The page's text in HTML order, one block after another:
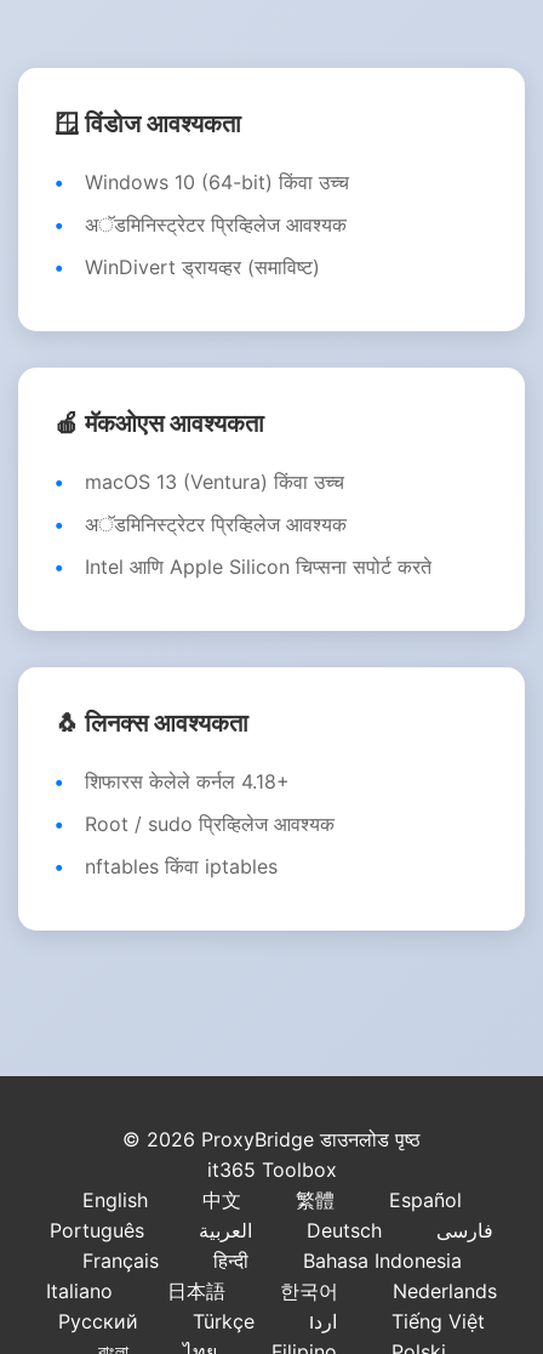
🪟 विंडोज आवश्यकता
Windows 10 (64-bit) किंवा उच्च
अॅडमिनिस्ट्रेटर प्रिव्हिलेज आवश्यक
WinDivert ड्रायव्हर (समाविष्ट)
🍎 मॅकओएस आवश्यकता
macOS 13 (Ventura) किंवा उच्च
अॅडमिनिस्ट्रेटर प्रिव्हिलेज आवश्यक
Intel आणि Apple Silicon चिप्सना सपोर्ट करते
🐧 लिनक्स आवश्यकता
शिफारस केलेले कर्नल 4.18+
Root / sudo प्रिव्हिलेज आवश्यक
nftables किंवा iptables
© 2026 ProxyBridge डाउनलोड पृष्ठ
it365 Toolbox
English
中文 繁體
Español
Português
العربية Deutsch
فارسی
Français
हिन्दी
Bahasa Indonesia
Italiano
日本語 한국어
Nederlands
Русский
Türkçe اردו
Tiếng Việt